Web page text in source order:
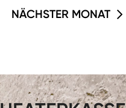
NÄCHSTER MONAT